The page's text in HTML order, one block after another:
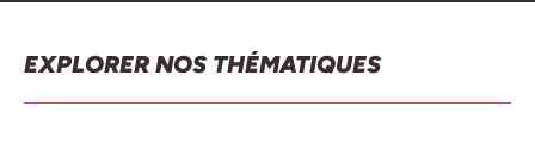
EXPLORER NOS THÉMATIQUES